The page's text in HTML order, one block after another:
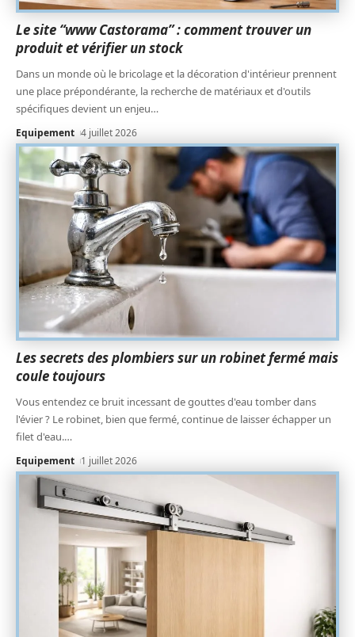
Le site “www Castorama” : comment trouver un
produit et vérifier un stock
Dans un monde où le bricolage et la décoration d'intérieur prennent
une place prépondérante, la recherche de matériaux et d'outils
spécifiques devient un enjeu…
Equipement 4 juillet 2026
Les secrets des plombiers sur un robinet fermé mais
coule toujours
Vous entendez ce bruit incessant de gouttes d'eau tomber dans
l'évier ? Le robinet, bien que fermé, continue de laisser échapper un
filet d'eau.…
Equipement 1 juillet 2026